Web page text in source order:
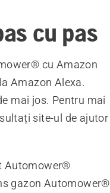
cu pas
cu Amazon
Amazon Alexa.
mai jos. Pentru mai
site-ul de ajutor
Automower®
gazon Automower®